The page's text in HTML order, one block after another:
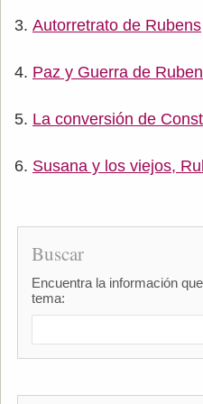
Autorretrato de Rubens
Paz y Guerra de
La conversión de
Susana y los viejos,
Buscar
Encuentra la información
tema: